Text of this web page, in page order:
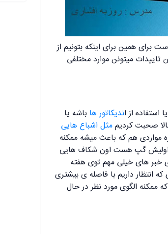
برای همین برای اینکه بتونیم از
تاییدات میتونن موارد مختلفی
از اندیکاتور ها باشه یا
صحبت کردیممثل اشباع هایی
مواردی هم که باعث میشه ممکنه
اولیش گپ هست اون شکاف هایی
خبر های خیلی مهم توی هفته
انتظار داریم با فاصله ی بیشتری
الگوی مورد نظر در حال